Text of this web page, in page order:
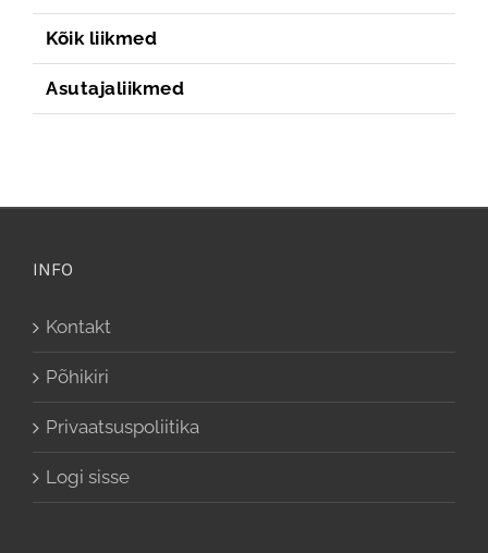
Kõik liikmed
Asutajaliikmed
INFO
Kontakt
Põhikiri
Privaatsuspoliitika
Logi sisse